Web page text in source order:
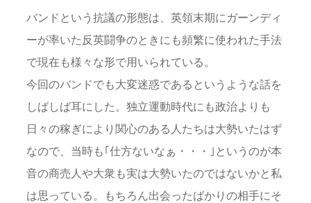
バンドという抗議の形態は、英領末期にガーンディ
ーが率いた反英闘争のときにも頻繁に使われた手法
で現在も様々な形で用いられている。
今回のバンドでも大変迷惑であるというような話を
しばしば耳にした。独立運動時代にも政治よりも
日々の稼ぎにより関心のある人たちは大勢いたはず
なので、当時も｢仕方ないなぁ・・・｣というのが本
音の商売人や大衆も実は大勢いたのではないかと私
は思っている。もちろん出会ったばかりの相手にそ